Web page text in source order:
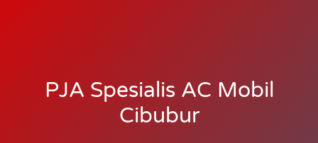
PJA Spesialis AC Mobil
Cibubur